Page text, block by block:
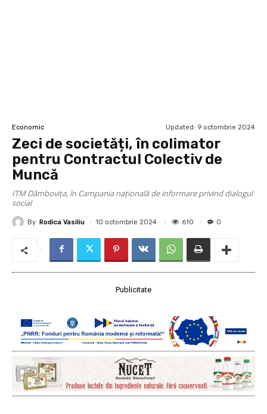
Economic Updated: 9 octombrie 2024
Zeci de societăți, în colimator
pentru Contractul Colectiv de
Muncă
ITM Dâmbovița, în Campania națională de informare privind dialogul
social
By Rodica Vasiliu 10 octombrie 2024 610 0
Publicitate